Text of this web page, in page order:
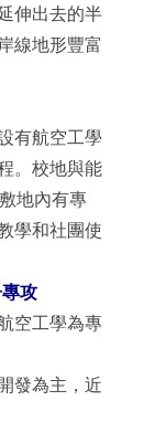
伸出去的半
線地形豐富
有航空工學
。校地與能
地內有專
學和社團使
攻
空工學為專
發為主，近